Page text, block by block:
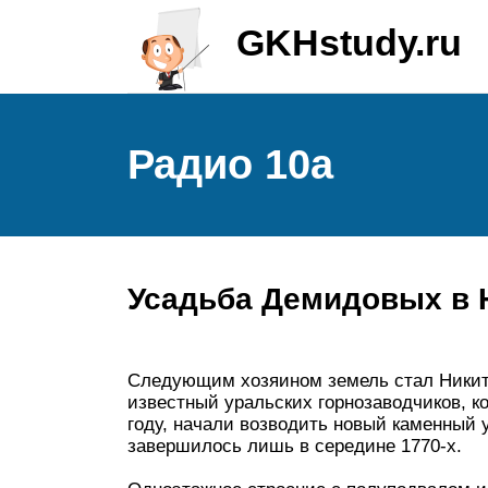
GKHstudy.ru
Радио 10а
Усадьба Демидовых в
Следующим хозяином земель стал
известный уральских горнозаводчиков,
году, начали возводить новый каменный
завершилось лишь в середине 1770-х.